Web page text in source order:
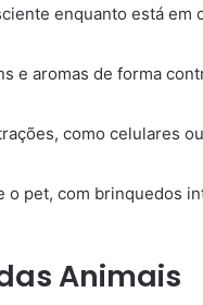
enquanto está em
e aromas de forma
como celulares
pet, com brinquedos
Animais